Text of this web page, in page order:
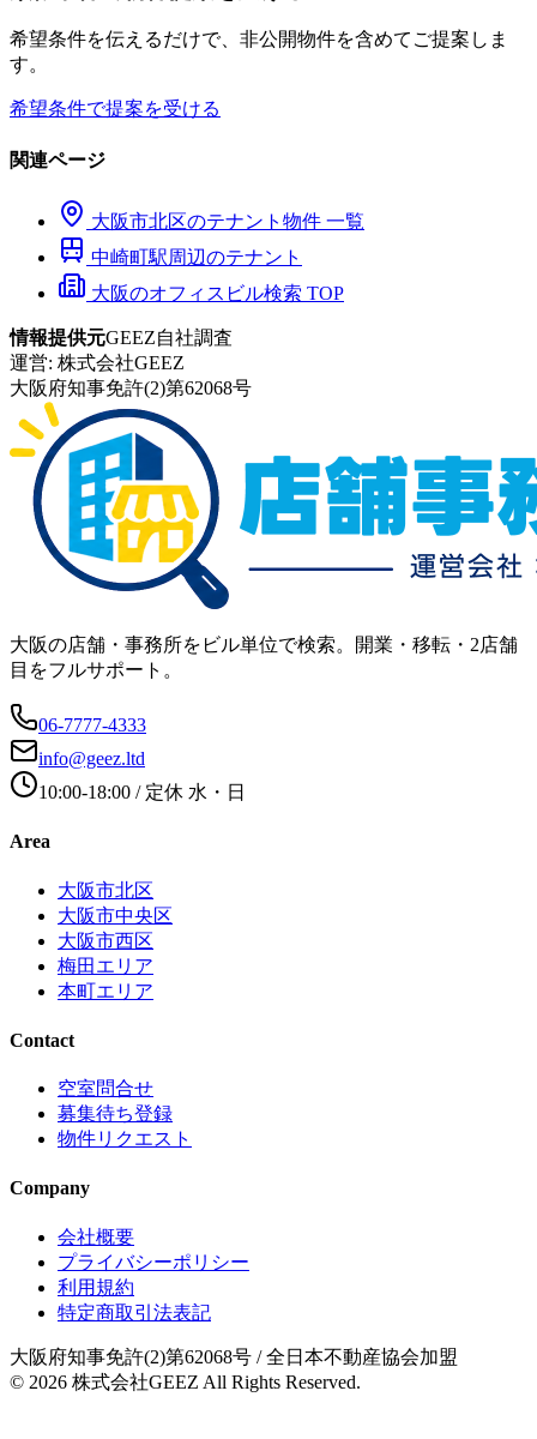
希望条件を伝えるだけで、非公開物件を含めてご提案しま
す。
希望条件で提案を受ける
関連ページ
大阪市北区のテナント物件 一覧
中崎町駅周辺のテナント
大阪のオフィスビル検索 TOP
情報提供元GEEZ自社調査
運営: 株式会社GEEZ
大阪府知事免許(2)第62068号
大阪の店舗・事務所をビル単位で検索。開業・移転・2店舗
目をフルサポート。
06-7777-4333
info@geez.ltd
10:00-18:00 / 定休 水・日
Area
大阪市北区
大阪市中央区
大阪市西区
梅田エリア
本町エリア
Contact
空室問合せ
募集待ち登録
物件リクエスト
Company
会社概要
プライバシーポリシー
利用規約
特定商取引法表記
大阪府知事免許(2)第62068号 / 全日本不動産協会加盟
© 2026 株式会社GEEZ All Rights Reserved.